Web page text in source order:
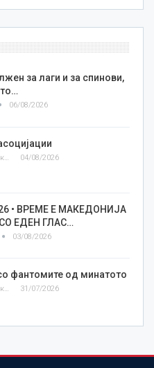
за лаги и за спинови,
06/08/2026
Златко Теодосиевски 04/08/2026
• ВРЕМЕ Е МАКЕДОНИЈА
ЕДЕН ГЛАС…
03/08/2026
фантомите од минатото
Златко Теодосиевски 31/07/2026